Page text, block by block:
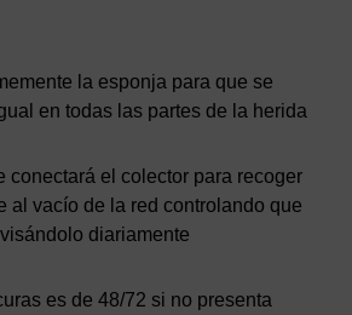
la esponja para que se
en todas las partes de la herida
conectará el colector para recoger
al vacío de la red controlando que
diariamente
es de 48/72 si no presenta